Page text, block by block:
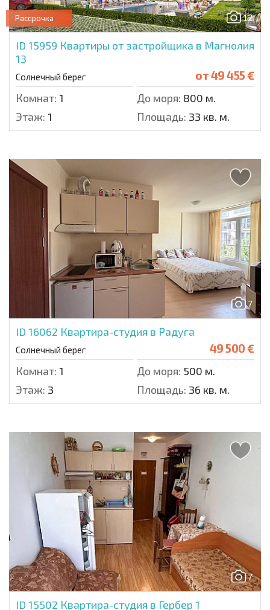
12
Рассрочка
ID 15959 Квартиры от застройщика в Магнолия
13
Солнечный берег от49 455 €
Комнат: 1 До моря: 800 м.
Этаж: 1 Площадь: 33 кв. м.
7
ID 16062 Квартира-студия в Радуга
Солнечный берег 49 500 €
Комнат: 1 До моря: 500 м.
Этаж: 3 Площадь: 36 кв. м.
7
ID 15502 Квартира-студия в Гербер 1